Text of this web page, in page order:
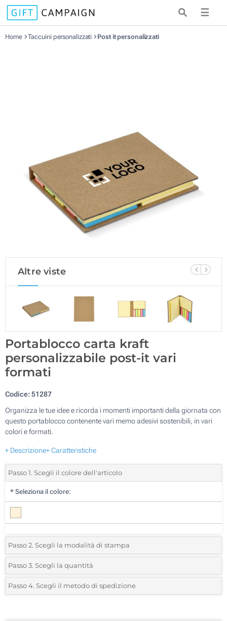
☰
Home Taccuini personalizzati Post it personalizzati
Altre viste
Portablocco carta kraft
personalizzabile post-it vari
formati
Codice:51287
Organizza le tue idee e ricorda i momenti importanti della giornata con
questo portablocco contenente vari memo adesivi sostenibili, in vari
colori e formati.
+ Descrizione+ Caratteristiche
Passo 1. Scegli il colore dell'articolo
* Seleziona il colore:
Passo 2. Scegli la modalità di stampa
*Seleziona la posizione di stampa e il colore del vostro logo:
Stampa digitale ECO (Su un lato)
Passo 3. Scegli la quantità
*Quantità desiderata:
Passo 4. Scegli il metodo di spedizione